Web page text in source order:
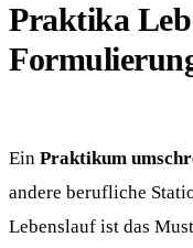
Praktika
Ein Praktikum
andere berufliche
Lebenslauf ist das